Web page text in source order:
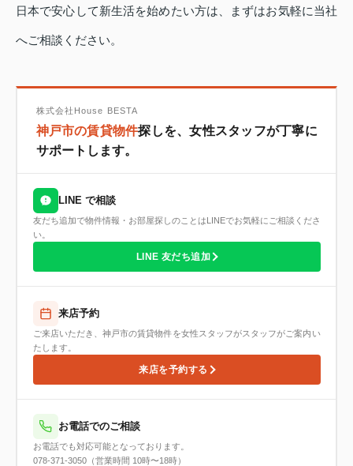
日本で安心して新生活を始めたい方は、まずはお気軽に当社
へご相談ください。
株式会社House BESTA
神戸市の賃貸物件探しを、女性スタッフが丁寧に
サポートします。
LINE で相談
友だち追加で物件情報・お部屋探しのことはLINEでお気軽にご相談くださ
い。
LINE 友だち追加
来店予約
ご来店いただき、神戸市の賃貸物件を女性スタッフがスタッフがご案内い
たします。
来店を予約する
お電話でのご相談
お電話でも対応可能となっております。
078-371-3050（営業時間 10時〜18時）